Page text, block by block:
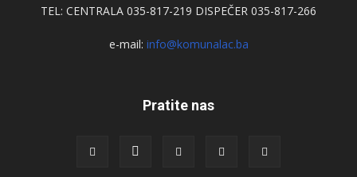
TEL: CENTRALA 035-817-219 DISPEČER 035-817-266
e-mail: info@komunalac.ba
Pratite nas